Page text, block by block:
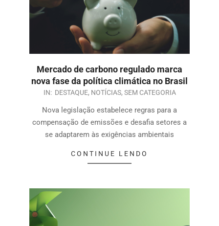
Mercado de carbono regulado marca
nova fase da política climática no Brasil
IN: DESTAQUE, NOTÍCIAS, SEM CATEGORIA
Nova legislação estabelece regras para a
compensação de emissões e desafia setores a
se adaptarem às exigências ambientais
CONTINUE LENDO